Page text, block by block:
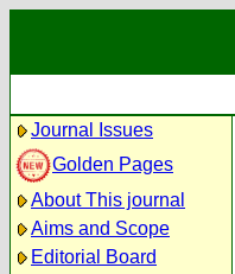
Journal Issues
Golden Pages
About This journal
Aims and Scope
Editorial Board